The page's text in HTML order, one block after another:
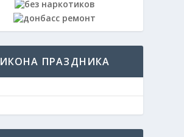
ИКОНА ПРАЗДНИКА